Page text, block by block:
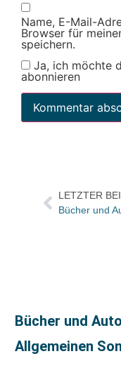
Name, E-Mail-
Browser für
speichern.
Ja, ich möchte
abonnieren
LETZTER
Bücher und
Allgemeinen